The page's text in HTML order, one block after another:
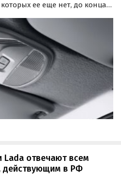
ее еще нет, до конца
концерна в
в соцсети «ВКонтакте».
отвечают всем
действующим в РФ